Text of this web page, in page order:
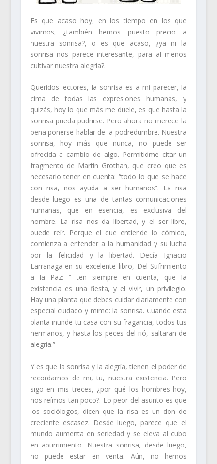
Es que acaso hoy, en los tiempo en los que
vivimos, ¿también hemos puesto precio a
nuestra sonrisa?, o es que acaso, ¿ya ni la
sonrisa nos parece interesante, para al menos
cultivar nuestra alegría?.
Queridos lectores, la sonrisa es a mi parecer, la
cima de todas las expresiones humanas, y
quizás, hoy lo que más me duele, es que hasta la
sonrisa pueda pudrirse. Pero ahora no merece la
pena ponerse hablar de la podredumbre. Nuestra
sonrisa, hoy más que nunca, no puede ser
ofrecida a cambio de algo. Permitidme citar un
fragmento de Martín Grothan, que creo que es
necesario tener en cuenta: “todo lo que se hace
con risa, nos ayuda a ser humanos”. La risa
desde luego es una de tantas comunicaciones
humanas, que en esencia, es exclusiva del
hombre. La risa nos da libertad, y el ser libre,
puede reír. Porque el que entiende lo cómico,
comienza a entender a la humanidad y su lucha
por la felicidad y la libertad. Decía Ignacio
Larrañaga en su excelente libro, Del Sufrimiento
a la Paz: “ ten siempre en cuenta, que la
existencia es una fiesta, y el vivir, un privilegio.
Hay una planta que debes cuidar diariamente con
especial cuidado y mimo: la sonrisa. Cuando esta
planta inunde tu casa con su fragancia, todos tus
hermanos, y hasta los peces del rió, saltaran de
alegría.”
Y es que la sonrisa y la alegría, tienen el poder de
recordarnos de mi, tu, nuestra existencia. Pero
sigo en mis treces, ¿por qué los hombres hoy,
nos reímos tan poco?. Lo peor del asunto es que
los sociólogos, dicen que la risa es un don de
creciente escasez. Desde luego, parece que el
mundo aumenta en seriedad y se eleva al cubo
en aburrimiento. Nuestra sonrisa, desde luego,
no puede estar en venta. Aún, no hemos